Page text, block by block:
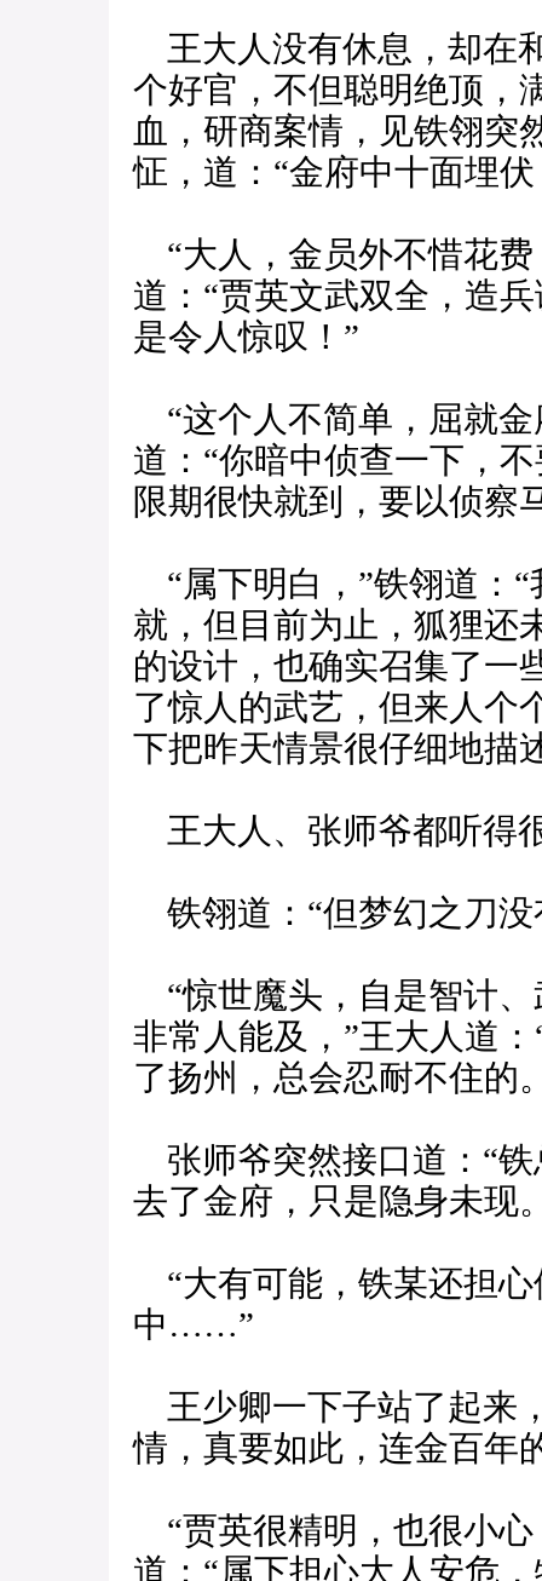
王大人没有休息，却在
个好官，不但聪明绝顶，
血，研商案情，见铁翎突
怔，道：“金府中十面埋
“大人，金员外不惜花费
道：“贾英文武双全，造
是令人惊叹！”
“这个人不简单，屈就金
道：“你暗中侦查一下，
限期很快就到，要以侦察
“属下明白，”铁翎道：
就，但目前为止，狐狸还
的设计，也确实召集了一
了惊人的武艺，但来人
下把昨天情景很仔细地描
王大人、张师爷都听得
铁翎道：“但梦幻之刀没
“惊世魔头，自是智计
非常人能及，”王大人道
了扬州，总会忍耐不住的
张师爷突然接口道：“
去了金府，只是隐身未现
“大有可能，铁某还担
中……”
王少卿一下子站了起来
情，真要如此，连金百年
“贾英很精明，也很小心
道：“属下担心大人安危